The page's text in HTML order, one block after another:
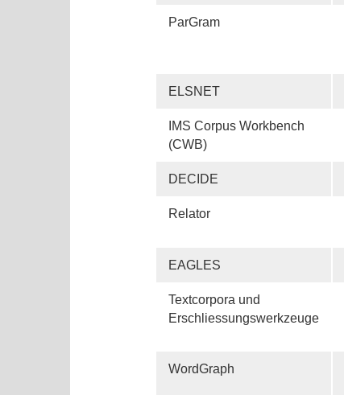
ParGram
ELSNET
IMS Corpus Workbench
(CWB)
DECIDE
Relator
EAGLES
Textcorpora und
Erschliessungswerkzeuge
WordGraph